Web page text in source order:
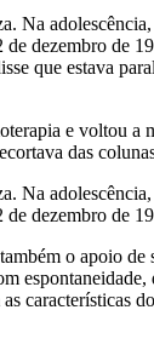
dezembro de
que estava
e voltou
das
dezembro de
o apoio
características